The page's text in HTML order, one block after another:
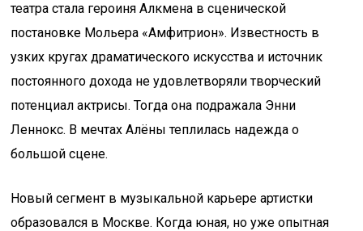
театра стала героиня Алкмена в сценической
постановке Мольера «Амфитрион». Известность в
узких кругах драматического искусства и источник
постоянного дохода не удовлетворяли творческий
потенциал актрисы. Тогда она подражала Энни
Леннокс. В мечтах Алёны теплилась надежда о
большой сцене.
Новый сегмент в музыкальной карьере артистки
образовался в Москве. Когда юная, но уже опытная